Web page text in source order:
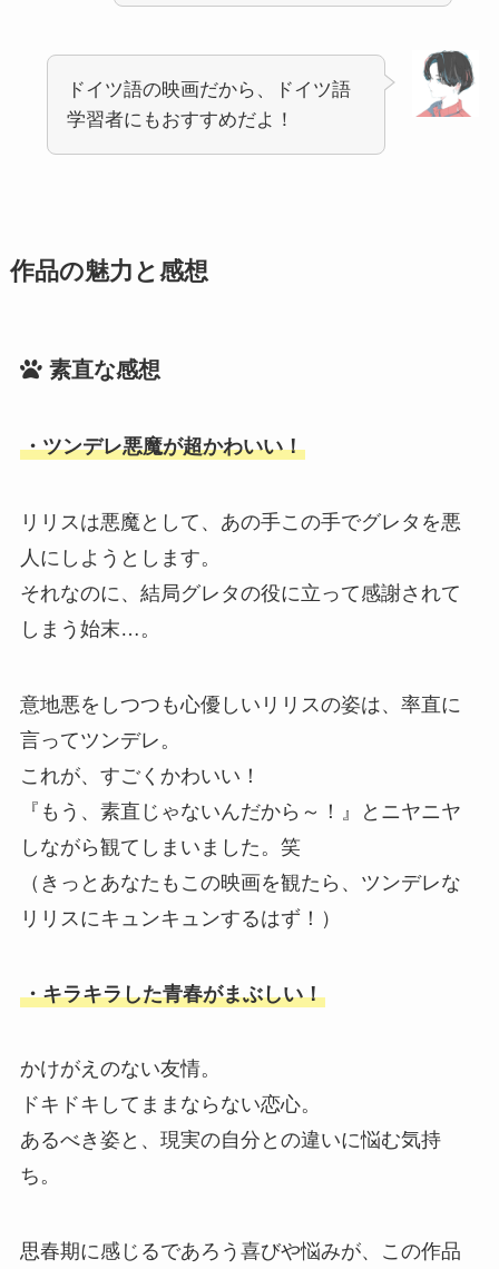
ドイツ語の映画だから、ドイツ語
学習者にもおすすめだよ！
作品の魅力と感想
素直な感想
・ツンデレ悪魔が超かわいい！
リリスは悪魔として、あの手この手でグレタを悪
人にしようとします。
それなのに、結局グレタの役に立って感謝されて
しまう始末…。
意地悪をしつつも心優しいリリスの姿は、率直に
言ってツンデレ。
これが、すごくかわいい！
『もう、素直じゃないんだから～！』とニヤニヤ
しながら観てしまいました。笑
（きっとあなたもこの映画を観たら、ツンデレな
リリスにキュンキュンするはず！）
・キラキラした青春がまぶしい！
かけがえのない友情。
ドキドキしてままならない恋心。
あるべき姿と、現実の自分との違いに悩む気持
ち。
思春期に感じるであろう喜びや悩みが、この作品